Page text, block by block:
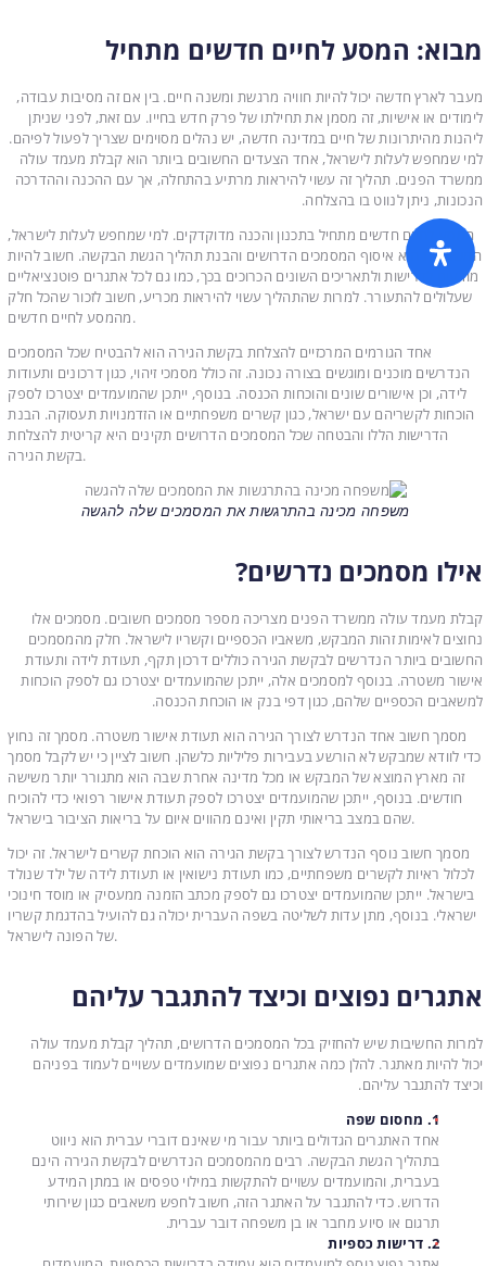
מבוא: המסע לחיים חדשים מתחיל
מעבר לארץ חדשה יכול להיות חוויה מרגשת ומשנה חיים. בין אם זה מסיבות עבודה,
לימודים או אישיות, זה מסמן את תחילתו של פרק חדש בחייו. עם זאת, לפני שניתן
ליהנות מהיתרונות של חיים במדינה חדשה, יש נהלים מסוימים שצריך לפעול לפיהם.
למי שמחפש לעלות לישראל, אחד הצעדים החשובים ביותר הוא קבלת מעמד עולה
ממשרד הפנים. תהליך זה עשוי להיראות מרתיע בהתחלה, אך עם ההכנה וההדרכה
הנכונות, ניתן לנווט בו בהצלחה.
המסע לחיים חדשים מתחיל בתכנון והכנה מדוקדקים. למי שמחפש לעלות לישראל,
המשמעות היא איסוף המסמכים הדרושים והבנת תהליך הגשת הבקשה. חשוב להיות
מודעים לדרישות ולתאריכים השונים הכרוכים בכך, כמו גם לכל אתגרים פוטנציאליים
שעלולים להתעורר. למרות שהתהליך עשוי להיראות מכריע, חשוב לזכור שהכל חלק
מהמסע לחיים חדשים.
אחד הגורמים המרכזיים להצלחת בקשת הגירה הוא להבטיח שכל המסמכים
הנדרשים מוכנים ומוגשים בצורה נכונה. זה כולל מסמכי זיהוי, כגון דרכונים ותעודות
לידה, וכן אישורים שונים והוכחות הכנסה. בנוסף, ייתכן שהמועמדים יצטרכו לספק
הוכחות לקשריהם עם ישראל, כגון קשרים משפחתיים או הזדמנויות תעסוקה. הבנת
הדרישות הללו והבטחה שכל המסמכים הדרושים תקינים היא קריטית להצלחת
בקשת הגירה.
משפחה מכינה בהתרגשות את המסמכים שלה להגשה
אילו מסמכים נדרשים?
קבלת מעמד עולה ממשרד הפנים מצריכה מספר מסמכים חשובים. מסמכים אלו
נחוצים לאימות זהות המבקש, משאביו הכספיים וקשריו לישראל. חלק מהמסמכים
החשובים ביותר הנדרשים לבקשת הגירה כוללים דרכון תקף, תעודת לידה ותעודת
אישור משטרה. בנוסף למסמכים אלה, ייתכן שהמועמדים יצטרכו גם לספק הוכחות
למשאבים הכספיים שלהם, כגון דפי בנק או הוכחת הכנסה.
מסמך חשוב אחד הנדרש לצורך הגירה הוא תעודת אישור משטרה. מסמך זה נחוץ
כדי לוודא שמבקש לא הורשע בעבירות פליליות כלשהן. חשוב לציין כי יש לקבל מסמך
זה מארץ המוצא של המבקש או מכל מדינה אחרת שבה הוא מתגורר יותר משישה
חודשים. בנוסף, ייתכן שהמועמדים יצטרכו לספק תעודת אישור רפואי כדי להוכיח
שהם במצב בריאותי תקין ואינם מהווים איום על בריאות הציבור בישראל.
מסמך חשוב נוסף הנדרש לצורך בקשת הגירה הוא הוכחת קשרים לישראל. זה יכול
לכלול ראיות לקשרים משפחתיים, כמו תעודת נישואין או תעודת לידה של ילד שנולד
בישראל. ייתכן שהמועמדים יצטרכו גם לספק מכתב הזמנה ממעסיק או מוסד חינוכי
ישראלי. בנוסף, מתן עדות לשליטה בשפה העברית יכולה גם להועיל בהדגמת קשריו
של הפונה לישראל.
אתגרים נפוצים וכיצד להתגבר עליהם
למרות החשיבות שיש להחזיק בכל המסמכים הדרושים, תהליך קבלת מעמד עולה
יכול להיות מאתגר. להלן כמה אתגרים נפוצים שמועמדים עשויים לעמוד בפניהם
וכיצד להתגבר עליהם.
1. מחסום שפה
אחד האתגרים הגדולים ביותר עבור מי שאינם דוברי עברית הוא ניווט
בתהליך הגשת הבקשה. רבים מהמסמכים הנדרשים לבקשת הגירה הינם
בעברית, והמועמדים עשויים להתקשות במילוי טפסים או במתן המידע
הדרוש. כדי להתגבר על האתגר הזה, חשוב לחפש משאבים כגון שירותי
תרגום או סיוע מחבר או בן משפחה דובר עברית.
2. דרישות כספיות